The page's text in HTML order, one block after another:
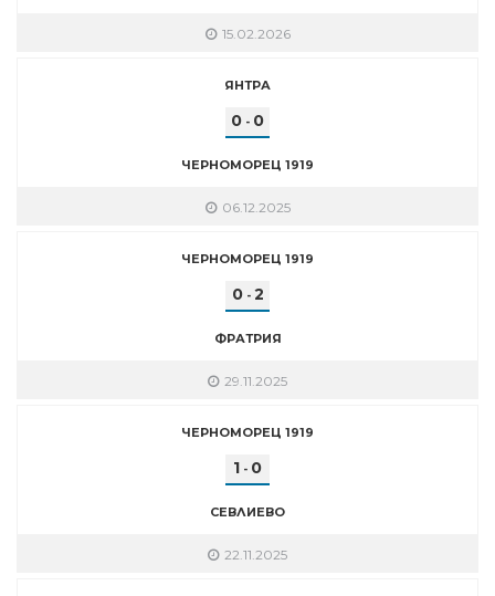
15.02.2026
ЯНТРА
0 - 0
ЧЕРНОМОРЕЦ 1919
06.12.2025
ЧЕРНОМОРЕЦ 1919
0- 2
ФРАТРИЯ
29.11.2025
ЧЕРНОМОРЕЦ 1919
1 - 0
СЕВЛИЕВО
22.11.2025